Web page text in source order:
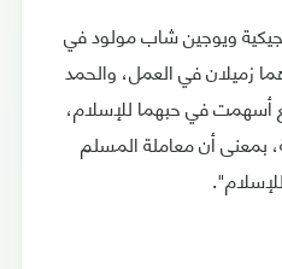
ويوجين شاب مولود في
زميلان في العمل، والحمد
أسهمت في حبهما للإسلام،
بمعنى أن معاملة المسلم